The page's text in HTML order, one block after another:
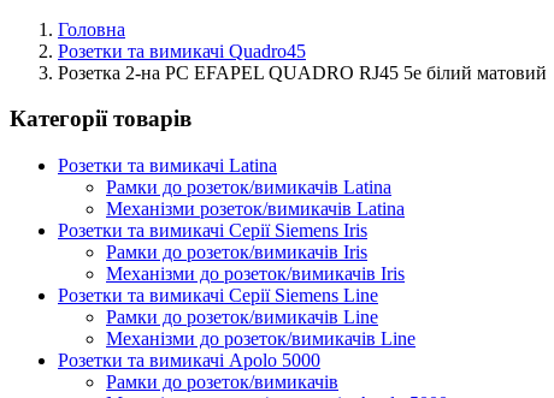
Головна
Розетки та вимикачі Quadro45
Розетка 2-на PC EFAPEL QUADRO RJ45 5e білий матовий
Категорії товарів
Розетки та вимикачі Latina
Рамки до розеток/вимикачів Latina
Механізми розеток/вимикачів Latina
Розетки та вимикачі Серії Siemens Iris
Рамки до розеток/вимикачів Iris
Механізми до розеток/вимикачів Iris
Розетки та вимикачі Серії Siemens Line
Рамки до розеток/вимикачів Line
Механізми до розеток/вимикачів Line
Розетки та вимикачі Apolo 5000
Рамки до розеток/вимикачів